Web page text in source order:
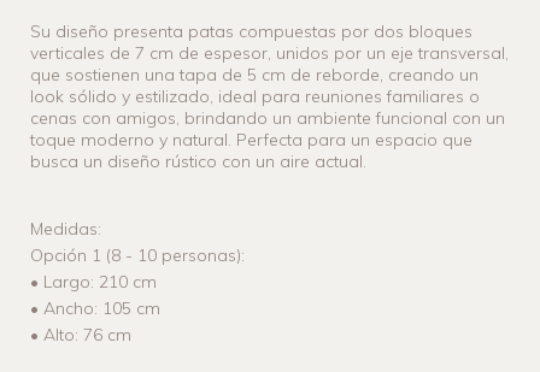
Su diseño presenta patas compuestas por dos bloques
verticales de 7 cm de espesor, unidos por un eje transversal,
que sostienen una tapa de 5 cm de reborde, creando un
look sólido y estilizado, ideal para reuniones familiares o
cenas con amigos, brindando un ambiente funcional con un
toque moderno y natural. Perfecta para un espacio que
busca un diseño rústico con un aire actual.
Medidas:
Opción 1 (8 - 10 personas):
• Largo: 210 cm
• Ancho: 105 cm
• Alto: 76 cm